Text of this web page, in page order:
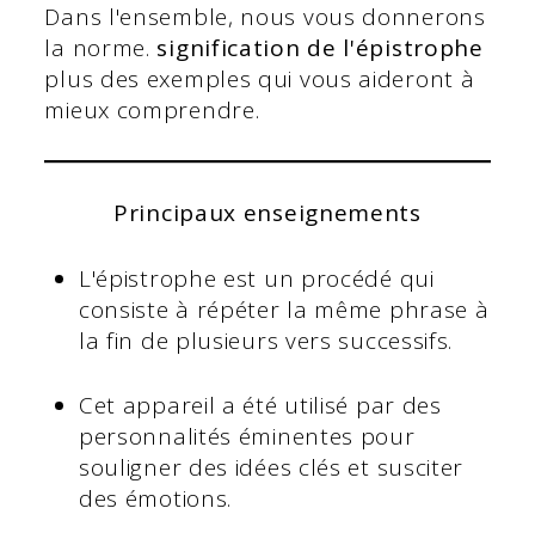
Dans l'ensemble, nous vous donnerons
la norme. signification de l'épistrophe
plus des exemples qui vous aideront à
mieux comprendre.
Principaux enseignements
L'épistrophe est un procédé qui
consiste à répéter la même phrase à
la fin de plusieurs vers successifs.
Cet appareil a été utilisé par des
personnalités éminentes pour
souligner des idées clés et susciter
des émotions.